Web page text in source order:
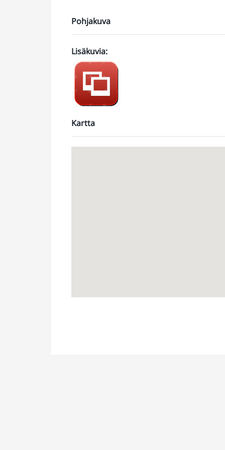
Pohjakuva
Lisäkuvia:
https://jonne.smugmug.com/Toimitilat/
kivistonkorventie-
1/i-SGbN4gF
Kartta